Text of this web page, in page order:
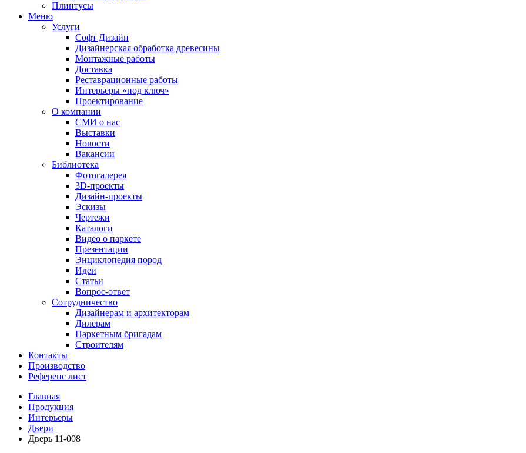
Плинтусы
Меню
Услуги
Софт Дизайн
Дизайнерская обработка древесины
Монтажные работы
Доставка
Реставрационные работы
Интерьеры «под ключ»
Проектирование
О компании
СМИ о нас
Выставки
Новости
Вакансии
Библиотека
Фотогалерея
3D-проекты
Дизайн-проекты
Эскизы
Чертежи
Каталоги
Видео о паркете
Презентации
Энциклопедия пород
Идеи
Статьи
Вопрос-ответ
Сотрудничество
Дизайнерам и архитекторам
Дилерам
Паркетным бригадам
Строителям
Контакты
Производство
Референс лист
Главная
Продукция
Интерьеры
Двери
Дверь 11-008